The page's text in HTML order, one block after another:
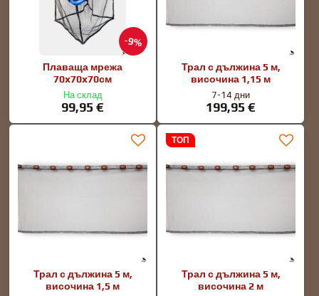
9%
Плаваща мрежа
70x70x70см
На склад
99,95 €
Трал с дължина 5 м,
височина 1,15 м
7-14 дни
199,95 €
Трал с дължина 5 м,
височина 1,5 м
ТОП
Трал с дължина 5 м,
височина 2 м